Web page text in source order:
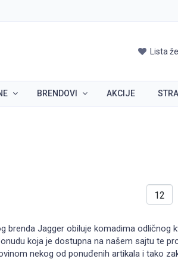
Lista
BRENDOVI AKCIJE
brenda Jagger obiluje komadima odličnog
koja je dostupna na našem sajtu te
nekog od ponuđenih artikala i tako